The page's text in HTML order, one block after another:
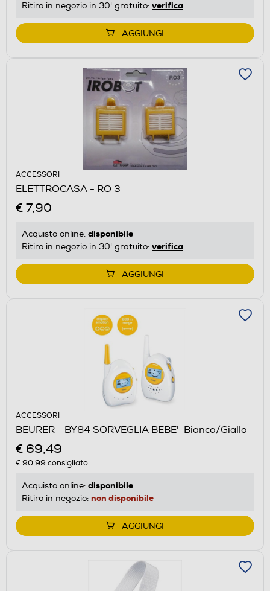
Ritiro in negozio in 30' gratuito: verifica
AGGIUNGI
ACCESSORI
ELETTROCASA - RO 3
€ 7,90
Acquisto online: disponibile
Ritiro in negozio in 30' gratuito: verifica
AGGIUNGI
ACCESSORI
BEURER - BY84 SORVEGLIA BEBE'-Bianco/Giallo
€ 69,49
€ 90,99 consigliato
Acquisto online: disponibile
Ritiro in negozio: non disponibile
AGGIUNGI